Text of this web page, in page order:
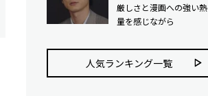
厳しさと漫画への強い熱
量を感じながら
人気ランキング⼀覧